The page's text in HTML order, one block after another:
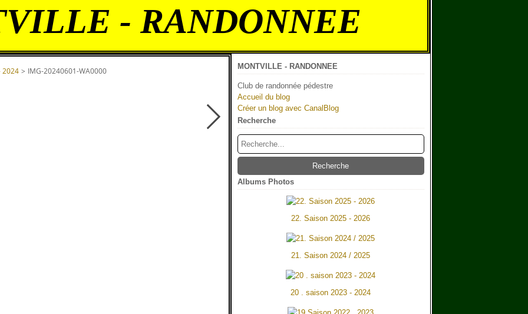
- RANDONNEE
2024 > IMG-20240601-WA0000 MONTVILLE - RANDONNEE
Club de randonnée pédestre
Accueil du blog
Créer un blog avec CanalBlog
Recherche
Albums Photos
22. Saison 2025 - 2026
21. Saison 2024 / 2025
20 . saison 2023 - 2024